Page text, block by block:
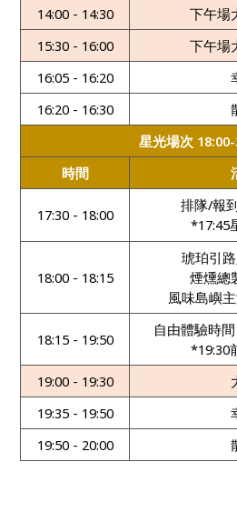
14:00 - 14:30
下午場
15:30 - 16:00
下午場
16:05 - 16:20
16:20 - 16:30
星光場次
時間
17:30 - 18:00
排隊/報
*17:45
18:00 - 18:15
琥珀引
煙燻總
風味島嶼
18:15 - 19:50
自由體驗時
*19:30
19:00 - 19:30
19:35 - 19:50
19:50 - 20:00